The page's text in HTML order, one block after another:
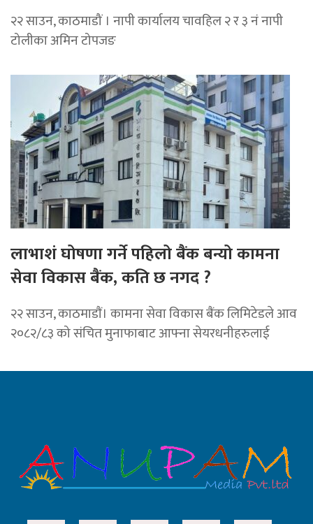
२२ साउन, काठमाडौं । नापी कार्यालय चावहिल २ र ३ नं नापी
टोलीका अमिन टोपजङ
लाभाशं घोषणा गर्ने पहिलो बैंक बन्यो कामना
सेवा विकास बैंक, कति छ नगद ?
२२ साउन, काठमाडाैं। कामना सेवा विकास बैंक लिमिटेडले आव
२०८२/८३ को संचित मुनाफाबाट आफ्ना सेयरधनीहरुलाई